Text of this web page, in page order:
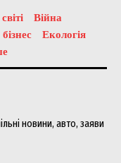
Війна
Екологія
новини, авто, заяви